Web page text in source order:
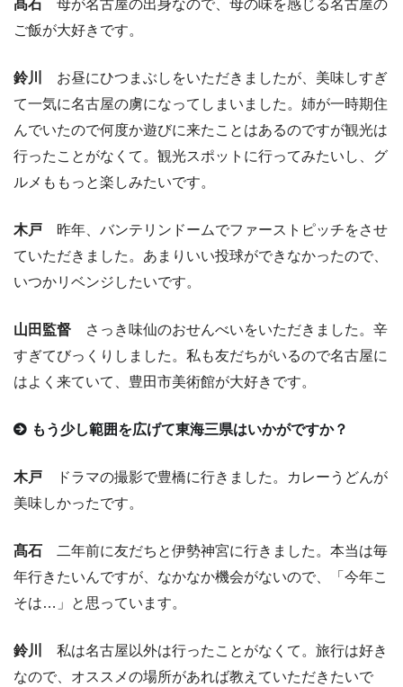
髙石 母が名古屋の出身なので、母の味を感じる名古屋の
ご飯が大好きです。
鈴川 お昼にひつまぶしをいただきましたが、美味しすぎ
て一気に名古屋の虜になってしまいました。姉が一時期住
んでいたので何度か遊びに来たことはあるのですが観光は
行ったことがなくて。観光スポットに行ってみたいし、グ
ルメももっと楽しみたいです。
木戸 昨年、バンテリンドームでファーストピッチをさせ
ていただきました。あまりいい投球ができなかったので、
いつかリベンジしたいです。
山田監督
さっき味仙のおせんべいをいただきました。辛
すぎてびっくりしました。私も友だちがいるので名古屋に
はよく来ていて、豊田市美術館が大好きです。
もう少し範囲を広げて東海三県はいかがですか？
木戸
ドラマの撮影で豊橋に行きました。カレーうどんが
美味しかったです。
髙石
二年前に友だちと伊勢神宮に行きました。本当は毎
年行きたいんですが、なかなか機会がないので、「今年こ
そは…」と思っています。
鈴川 私は名古屋以外は行ったことがなくて。旅行は好き
なので、オススメの場所があれば教えていただきたいで